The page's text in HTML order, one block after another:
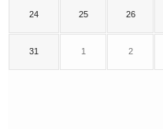
24 25 26
31 1 2